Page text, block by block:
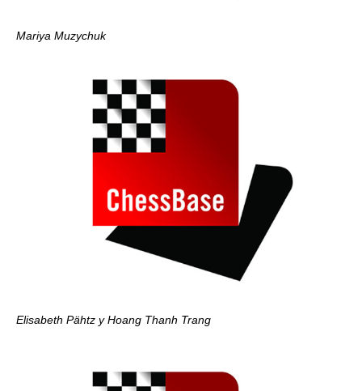
Mariya Muzychuk
Elisabeth Pähtz y Hoang Thanh Trang